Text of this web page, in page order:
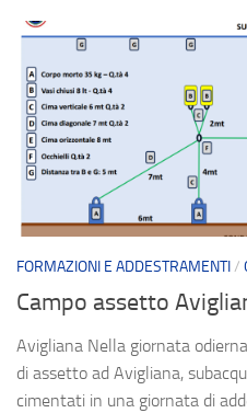
FORMAZIONI E ADDESTRAMENTI/
Campo assetto
Avigliana Nella giornata
di assetto ad Avigliana,
cimentati in una giornata di